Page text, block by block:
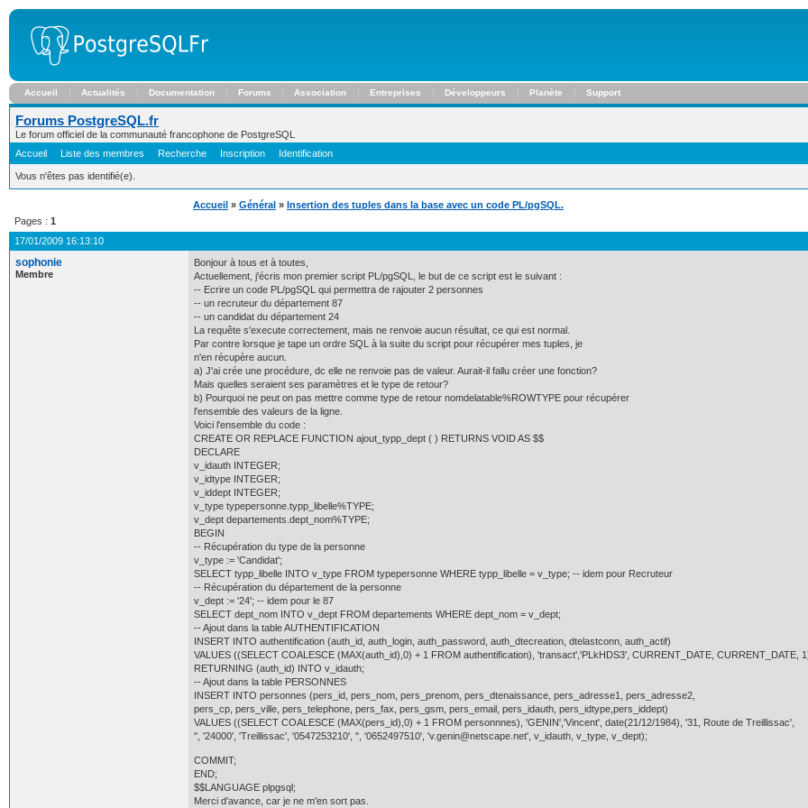
Accueil Actualités Documentation Forums Association Entreprises Développeurs Planète Support
Forums PostgreSQL.fr
Le forum officiel de la communauté francophone de PostgreSQL
Accueil
Liste des membres Recherche Inscription Identification
Vous n'êtes pas identifié(e).
Accueil » Général » Insertion des tuples dans la base avec un code PL/pgSQL.
Pages : 1
17/01/2009 16:13:10
sophonie
Membre
Bonjour à tous et à toutes,
Actuellement, j'écris mon premier script PL/pgSQL, le but de ce script est le suivant :
-- Ecrire un code PL/pgSQL qui permettra de rajouter 2 personnes
-- un recruteur du département 87
-- un candidat du département 24
La requête s'execute correctement, mais ne renvoie aucun résultat, ce qui est normal.
Par contre lorsque je tape un ordre SQL à la suite du script pour récupérer mes tuples, je
n'en récupère aucun.
a) J'ai crée une procédure, dc elle ne renvoie pas de valeur. Aurait-il fallu créer une fonction?
Mais quelles seraient ses paramètres et le type de retour?
b) Pourquoi ne peut on pas mettre comme type de retour nomdelatable%ROWTYPE pour récupérer
l'ensemble des valeurs de la ligne.
Voici l'ensemble du code :
CREATE OR REPLACE FUNCTION ajout_typp_dept ( ) RETURNS VOID AS $$
DECLARE
v_idauth INTEGER;
v_idtype INTEGER;
v_iddept INTEGER;
v_type typepersonne.typp_libelle%TYPE;
v_dept departements.dept_nom%TYPE;
BEGIN
-- Récupération du type de la personne
v_type := 'Candidat';
SELECT typp_libelle INTO v_type FROM typepersonne WHERE typp_libelle = v_type; -- idem pour Recruteur
-- Récupération du département de la personne
v_dept := '24'; -- idem pour le 87
SELECT dept_nom INTO v_dept FROM departements WHERE dept_nom = v_dept;
-- Ajout dans la table AUTHENTIFICATION
INSERT INTO authentification (auth_id, auth_login, auth_password, auth_dtecreation, dtelastconn, auth_actif)
VALUES ((SELECT COALESCE (MAX(auth_id),0) + 1 FROM authentification), 'transact','PLkHDS3', CURRENT_DATE, CURRENT_DATE,
RETURNING (auth_id) INTO v_idauth;
-- Ajout dans la table PERSONNES
INSERT INTO personnes (pers_id, pers_nom, pers_prenom, pers_dtenaissance, pers_adresse1, pers_adresse2,
pers_cp, pers_ville, pers_telephone, pers_fax, pers_gsm, pers_email, pers_idauth, pers_idtype,pers_iddept)
VALUES ((SELECT COALESCE (MAX(pers_id),0) + 1 FROM personnnes), 'GENIN','Vincent', date(21/12/1984), '31, Route de Treillissac',
'', '24000', 'Treillissac', '0547253210', '', '0652497510', 'v.genin@netscape.net', v_idauth, v_type, v_dept);
COMMIT;
END;
$$LANGUAGE plpgsql;
Merci d'avance, car je ne m'en sort pas.